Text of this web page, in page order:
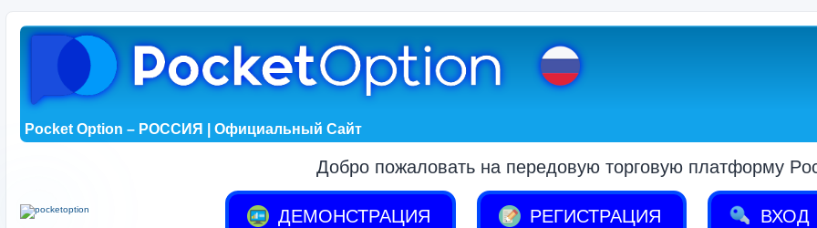
Pocket Option – РОССИЯ | Официальный Сайт
Добро пожаловать на передовую торговую платформу
ДЕМОНСТРАЦИЯ РЕГИСТРАЦИЯ ВХОД